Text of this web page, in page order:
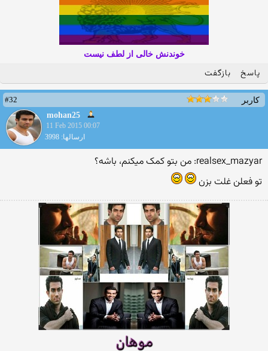
خوندنش خالی از لطف نیست
پاسخ بازگفت
کاربر
#32
mohan25
11 Feb 2015 00:07
ارسالها: 3998
realsex_mazyar: من بتو کمک میکنم، باشه؟
تو فعلن غلت بزن